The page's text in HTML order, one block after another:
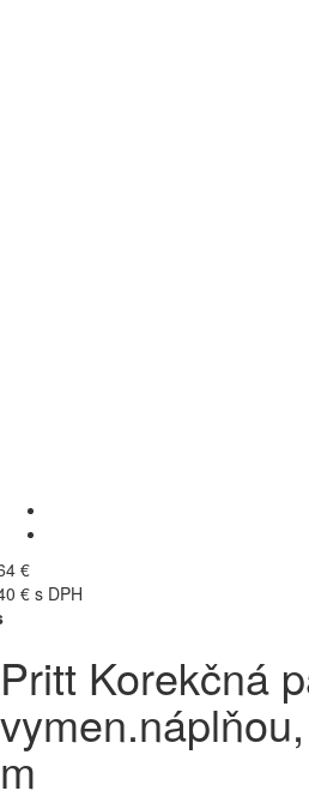
€
€ s DPH
Pritt Korekčná
m